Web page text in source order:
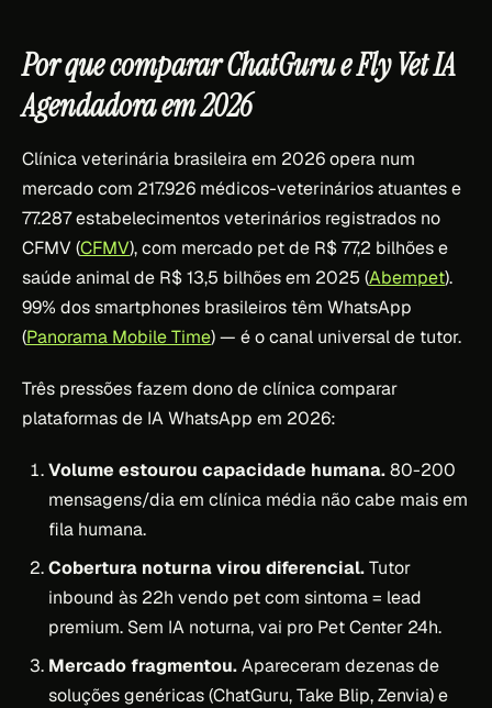
Por que comparar ChatGuru e Fly Vet IA
Agendadora em 2026
Clínica veterinária brasileira em 2026 opera num
mercado com 217.926 médicos-veterinários atuantes e
77.287 estabelecimentos veterinários registrados no
CFMV (CFMV), com mercado pet de R$ 77,2 bilhões e
saúde animal de R$ 13,5 bilhões em 2025 (Abempet).
99% dos smartphones brasileiros têm WhatsApp
(Panorama Mobile Time) — é o canal universal de tutor.
Três pressões fazem dono de clínica comparar
plataformas de IA WhatsApp em 2026:
Volume estourou capacidade humana.80-200
mensagens/dia em clínica média não cabe mais em
fila humana.
Cobertura noturna virou diferencial.Tutor
inbound às 22h vendo pet com sintoma = lead
premium. Sem IA noturna, vai pro Pet Center 24h.
Mercado fragmentou.Apareceram dezenas de
soluções genéricas (ChatGuru, Take Blip, Zenvia) e